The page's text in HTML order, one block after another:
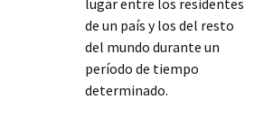
lugar entre los residentes
de un país y los del resto
del mundo durante un
período de tiempo
determinado.